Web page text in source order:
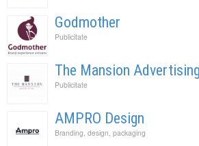
Godmother
Publicitate
The Mansion Advertising
Publicitate
AMPRO Design
Branding, design, packaging